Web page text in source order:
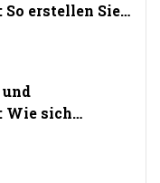
erstellen Sie
richtig
Wie sich
Preis auswirkt